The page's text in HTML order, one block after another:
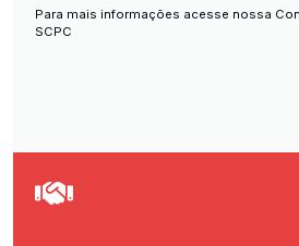
Para mais informações acesse nossa
SCPC